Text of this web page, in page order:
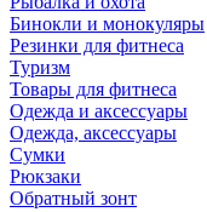
Бинокли и монокуляры
Резинки для фитнеса
Туризм
Товары для фитнеса
Одежда и аксессуары
Одежда, аксессуары
Сумки
Рюкзаки
Обратный зонт